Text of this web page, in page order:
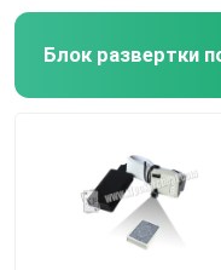
Блок развертки